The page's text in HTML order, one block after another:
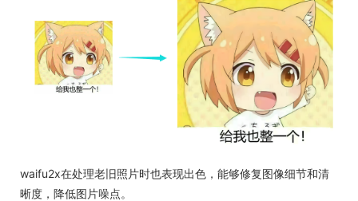
waifu2x在处理老旧照片时也表现出色，能够修复图像细节和清
晰度，降低图片噪点。